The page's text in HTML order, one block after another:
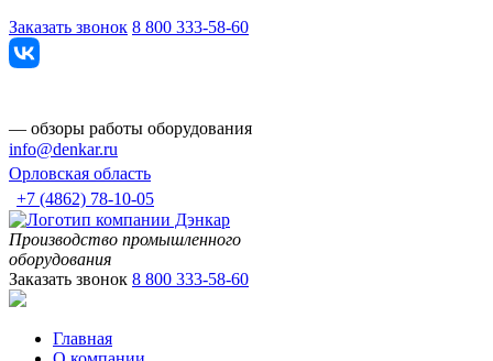
Заказать звонок 8 800 333-58-60
— обзоры работы оборудования
info@denkar.ru
Орловская область
+7 (4862) 78-10-05
Производство промышленного
оборудования
Заказать звонок 8 800 333-58-60
Главная